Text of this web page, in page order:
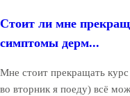
Стоит ли мне
симптомы дерм...
Мне стоит прекращать
во вторник я поеду) всё